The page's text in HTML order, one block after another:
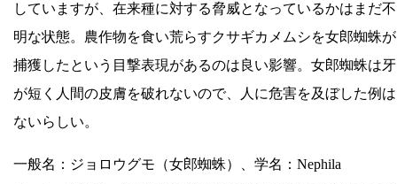
していますが、在来種に対する脅威となっているかはまだ不
明な状態。農作物を食い荒らすクサギカメムシを女郎蜘蛛が
捕獲したという目撃表現があるのは良い影響。女郎蜘蛛は牙
が短く人間の皮膚を破れないので、人に危害を及ぼした例は
ないらしい。
一般名：ジョロウグモ（女郎蜘蛛）、学名：Nephila